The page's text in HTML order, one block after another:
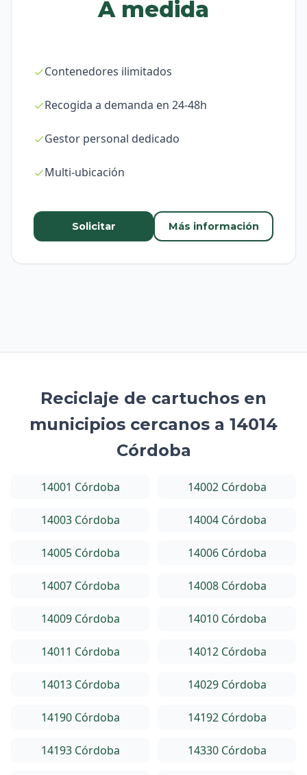
A medida
Contenedores ilimitados
Recogida a demanda en 24-48h
Gestor personal dedicado
Multi-ubicación
Solicitar Más información
Reciclaje de cartuchos en
municipios cercanos a 14014
Córdoba
14001 Córdoba 14002 Córdoba
14003 Córdoba 14004 Córdoba
14005 Córdoba 14006 Córdoba
14007 Córdoba 14008 Córdoba
14009 Córdoba 14010 Córdoba
14011 Córdoba 14012 Córdoba
14013 Córdoba 14029 Córdoba
14190 Córdoba 14192 Córdoba
14193 Córdoba 14330 Córdoba